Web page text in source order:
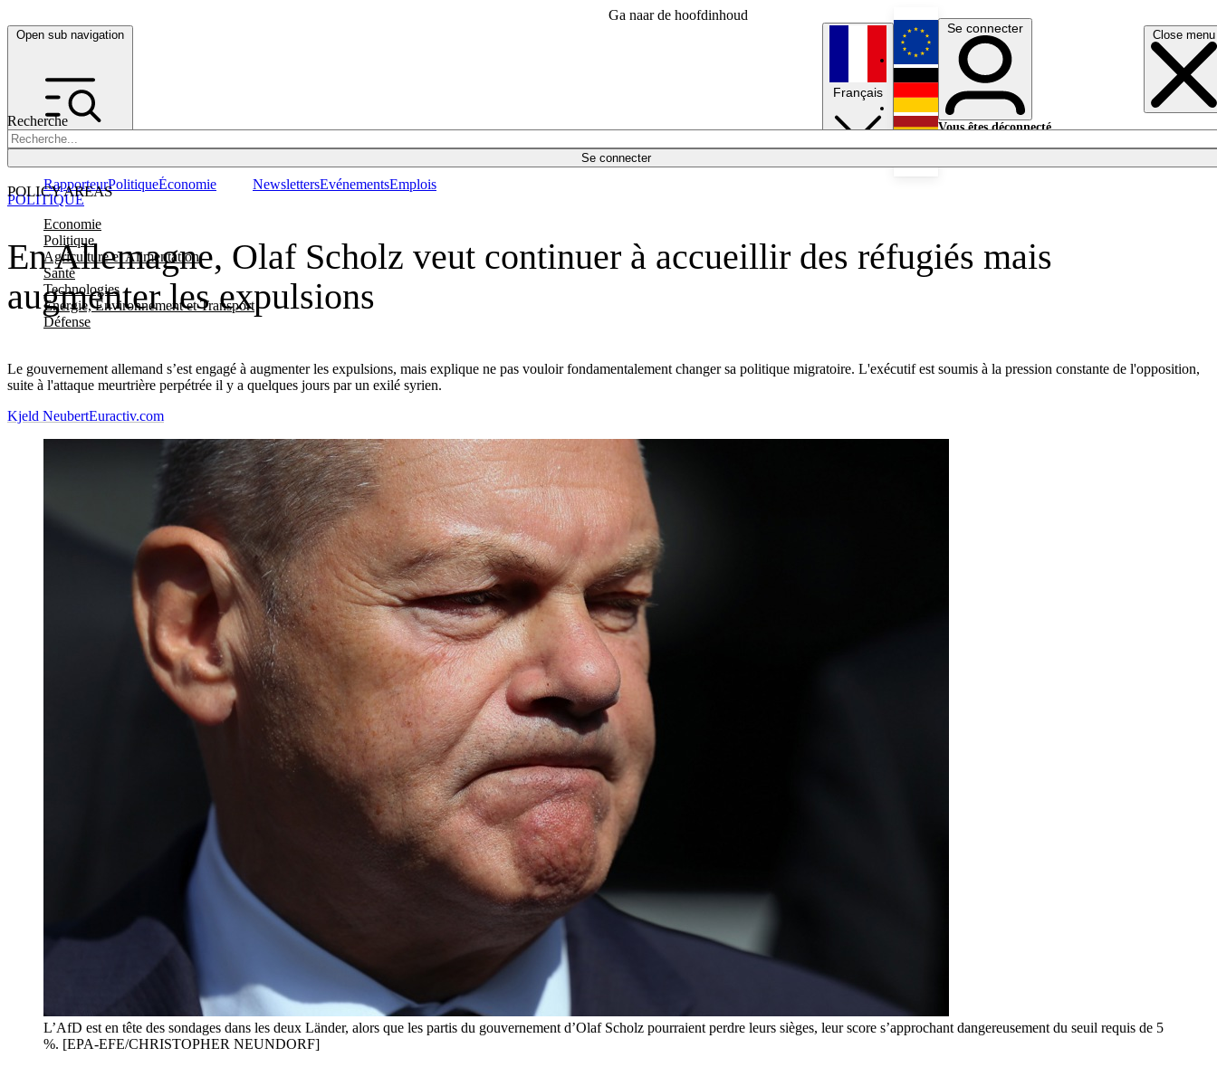
Ga naar de hoofdinhoud
Open sub navigation Close menu
Recherche
Se connecter
POLICY AREAS
Economie
Politique
Agriculture et Alimentation
Santé
Technologies
Energie, Environnement et Transport
Défense
RapporteurPolitiqueÉconomie NewslettersEvénementsEmplois
Français
English
Deutsch
Se connecter
Vous êtes déconnecté.
En Allemagne, Olaf Scholz veut continuer à accueillir des réfugiés mais
augmenter les expulsions
Le gouvernement allemand s’est engagé à augmenter les expulsions, mais explique ne pas vouloir fondamentalement changer sa politique migratoire. L'exécutif est soumis à la pression constante de l'opposition,
suite à l'attaque meurtrière perpétrée il y a quelques jours par un exilé syrien.
POLITIQUE
Kjeld NeubertEuractiv.com
L’AfD est en tête des sondages dans les deux Länder, alors que les partis du gouvernement d’Olaf Scholz pourraient perdre leurs sièges, leur score s’approchant dangereusement du seuil requis de 5
%. [EPA-EFE/CHRISTOPHER NEUNDORF]